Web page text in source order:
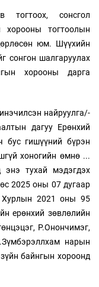
тогтоох, сонсгол
хорооны тогтоолын
юм. Шүүхийн
сонгон шалгаруулах
хорооны дарга
найруулга/-
дагуу Ерөнхий
бус гишүүний бүрэн
хоногийн өмнө ...
тухай мэдэгдэх
2025 оны 07 дугаар
2021 оны 95
ерөнхий зөвлөлийн
Р.Онончимэг,
нарын
байнгын хороонд